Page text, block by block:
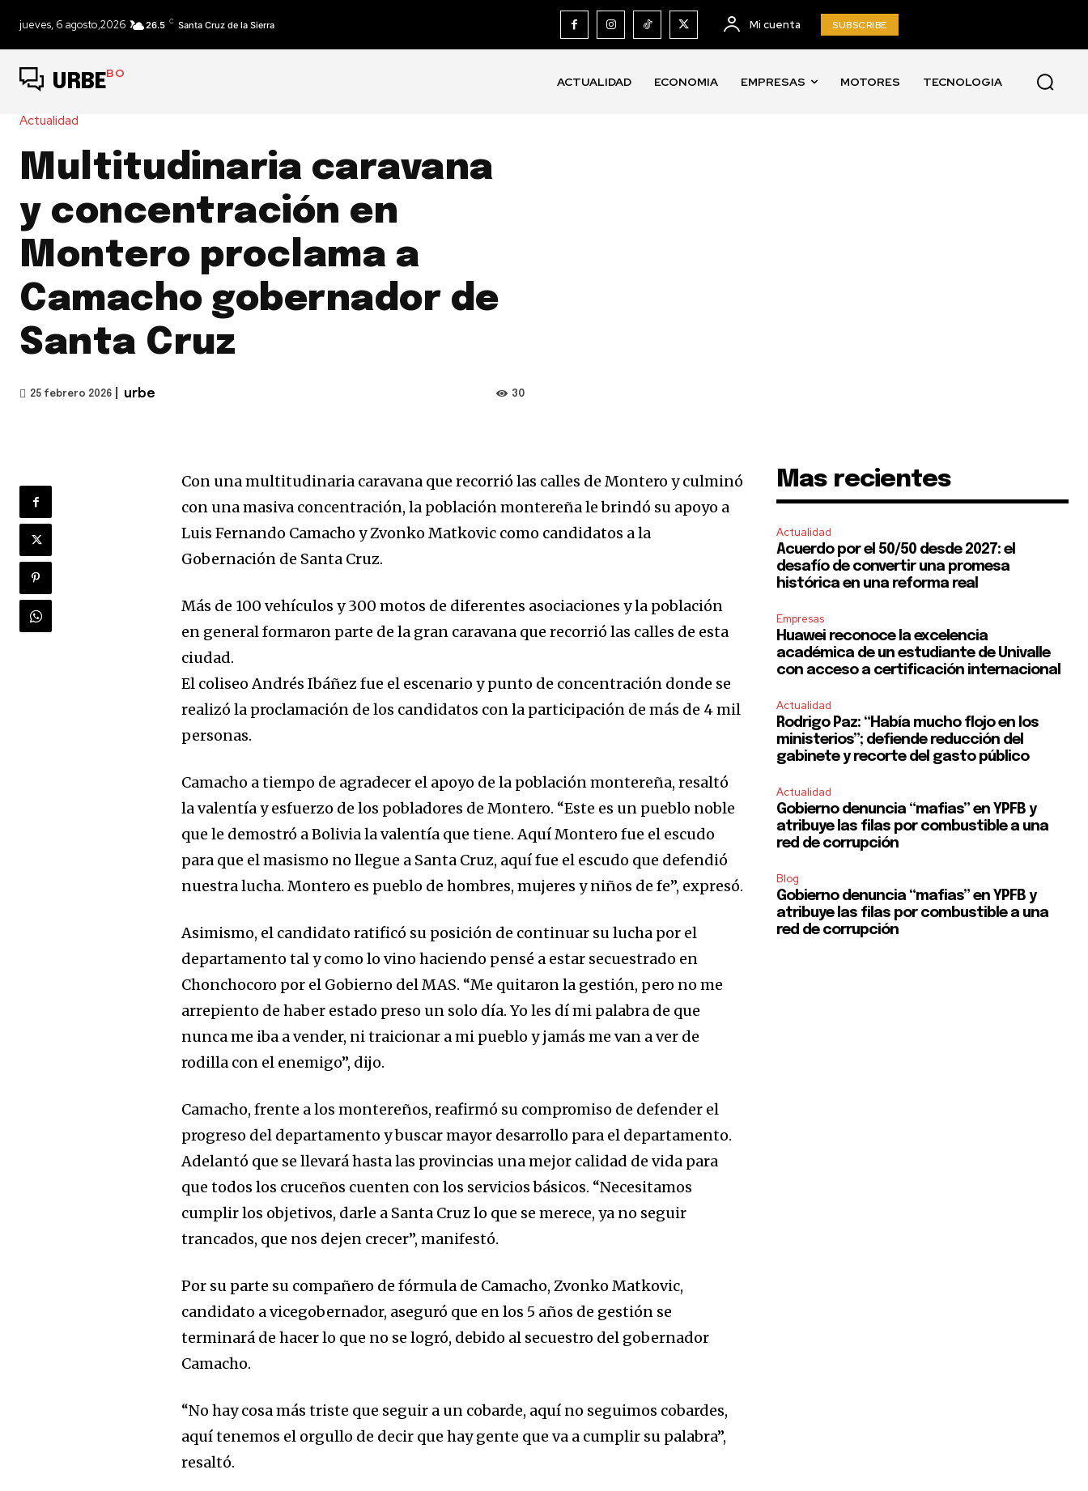
jueves, 6 agosto,2026 26.5 C Santa Cruz de la Sierra Mi cuenta SUBSCRIBE
URBEBO
ACTUALIDAD ECONOMIA EMPRESAS MOTORES TECNOLOGIA
Actualidad
Multitudinaria caravana
y concentración en
Montero proclama a
Camacho gobernador de
Santa Cruz
25 febrero 2026 urbe 30
Con una multitudinaria caravana que recorrió las calles de Montero y culminó
con una masiva concentración, la población montereña le brindó su apoyo a
Luis Fernando Camacho y Zvonko Matkovic como candidatos a la
Gobernación de Santa Cruz.
Más de 100 vehículos y 300 motos de diferentes asociaciones y la población
en general formaron parte de la gran caravana que recorrió las calles de esta
ciudad.
El coliseo Andrés Ibáñez fue el escenario y punto de concentración donde se
realizó la proclamación de los candidatos con la participación de más de 4 mil
personas.
Camacho a tiempo de agradecer el apoyo de la población montereña, resaltó
la valentía y esfuerzo de los pobladores de Montero. “Este es un pueblo noble
que le demostró a Bolivia la valentía que tiene. Aquí Montero fue el escudo
para que el masismo no llegue a Santa Cruz, aquí fue el escudo que defendió
nuestra lucha. Montero es pueblo de hombres, mujeres y niños de fe”, expresó.
Asimismo, el candidato ratificó su posición de continuar su lucha por el
departamento tal y como lo vino haciendo pensé a estar secuestrado en
Chonchocoro por el Gobierno del MAS. “Me quitaron la gestión, pero no me
arrepiento de haber estado preso un solo día. Yo les dí mi palabra de que
nunca me iba a vender, ni traicionar a mi pueblo y jamás me van a ver de
rodilla con el enemigo”, dijo.
Camacho, frente a los montereños, reafirmó su compromiso de defender el
progreso del departamento y buscar mayor desarrollo para el departamento.
Adelantó que se llevará hasta las provincias una mejor calidad de vida para
que todos los cruceños cuenten con los servicios básicos. “Necesitamos
cumplir los objetivos, darle a Santa Cruz lo que se merece, ya no seguir
trancados, que nos dejen crecer”, manifestó.
Por su parte su compañero de fórmula de Camacho, Zvonko Matkovic,
candidato a vicegobernador, aseguró que en los 5 años de gestión se
terminará de hacer lo que no se logró, debido al secuestro del gobernador
Camacho.
“No hay cosa más triste que seguir a un cobarde, aquí no seguimos cobardes,
aquí tenemos el orgullo de decir que hay gente que va a cumplir su palabra”,
resaltó.
Mas recientes
Actualidad
Acuerdo por el 50/50 desde 2027: el
desafío de convertir una promesa
histórica en una reforma real
Empresas
Huawei reconoce la excelencia
académica de un estudiante de Univalle
con acceso a certificación internacional
Actualidad
Rodrigo Paz: “Había mucho flojo en los
ministerios”; defiende reducción del
gabinete y recorte del gasto público
Actualidad
Gobierno denuncia “mafias” en YPFB y
atribuye las filas por combustible a una
red de corrupción
Blog
Gobierno denuncia “mafias” en YPFB y
atribuye las filas por combustible a una
red de corrupción